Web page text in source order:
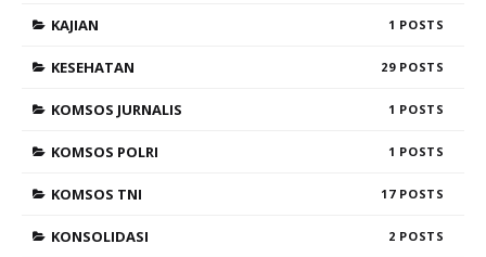
KAJIAN 1
KESEHATAN 29
KOMSOS JURNALIS 1
KOMSOS POLRI 1
KOMSOS TNI 17
KONSOLIDASI 2